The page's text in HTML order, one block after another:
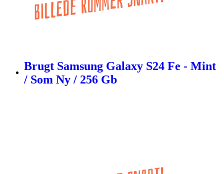
Brugt Samsung Galaxy S24 Fe - Mint
/ Som Ny / 256 Gb